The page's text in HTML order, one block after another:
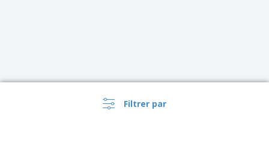
Filtrer par